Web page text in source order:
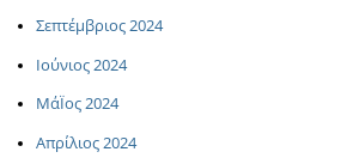
Σεπτέμβριος 2024
Ιούνιος 2024
ΜάΪος 2024
Απρίλιος 2024